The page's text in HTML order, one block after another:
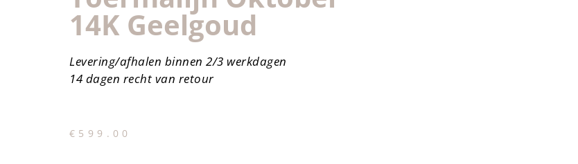
14K Geelgoud
Levering/afhalen binnen 2/3 werkdagen
14 dagen recht van retour
€ 599.00